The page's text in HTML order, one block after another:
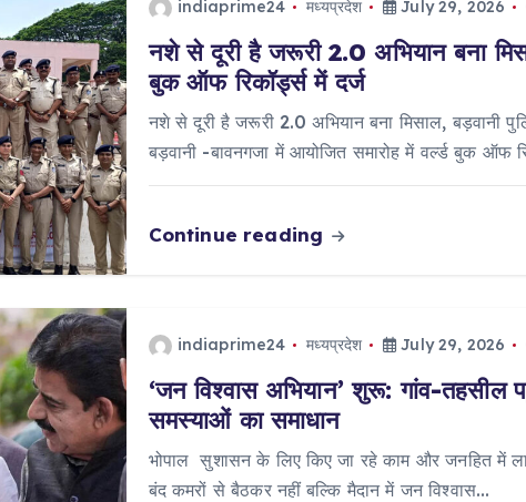
indiaprime24 मध्यप्रदेश July 29, 2026
नशे से दूरी है जरूरी 2.0 अभियान बना
बुक ऑफ रिकॉर्ड्स में दर्ज
नशे से दूरी है जरूरी 2.0 अभियान बना मिसाल, बड़वानी
बड़वानी -बावनगजा में आयोजित समारोह में वर्ल्ड बुक ऑफ
Continue reading
indiaprime24 मध्यप्रदेश July 29, 2026
‘जन विश्वास अभियान’ शुरू: गांव-तहसील
समस्याओं का समाधान
भोपाल सुशासन के लिए किए जा रहे काम और जनहित में
बंद कमरों से बैठकर नहीं बल्कि मैदान में जन विश्वास…